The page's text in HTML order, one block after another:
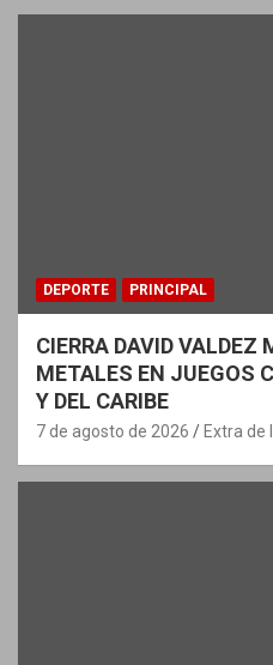
DEPORTE PRINCIPAL
CIERRA DAVID VALDEZ
METALES EN JUEGOS
Y DEL CARIBE
7 de agosto de 2026 Extra de